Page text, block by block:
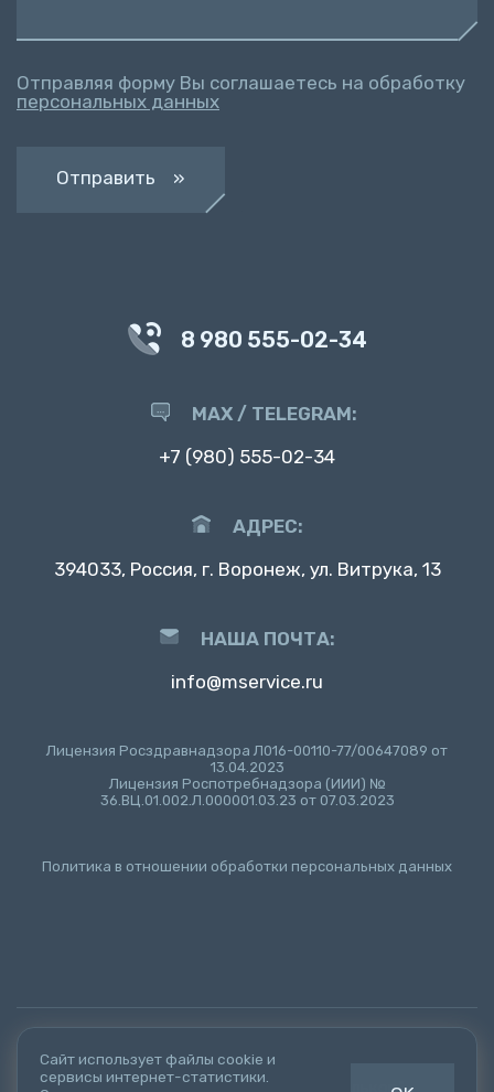
Отправляя форму Вы соглашаетесь на обработку
персональных данных
Отправить »
8 980 555-02-34
MAX / TELEGRAM:
+7 (980) 555-02-34
АДРЕС:
394033, Россия, г. Воронеж, ул. Витрука, 13
НАША ПОЧТА:
info@mservice.ru
Лицензия Росздравнадзора Л016-00110-77/00647089 от
13.04.2023
Лицензия Роспотребнадзора (ИИИ) №
36.ВЦ.01.002.Л.000001.03.23 от 07.03.2023
Политика в отношении обработки персональных данных
Создание сайта- Веб-студия "Алькор"
Сайт использует файлы cookie и
сервисы интернет-статистики.